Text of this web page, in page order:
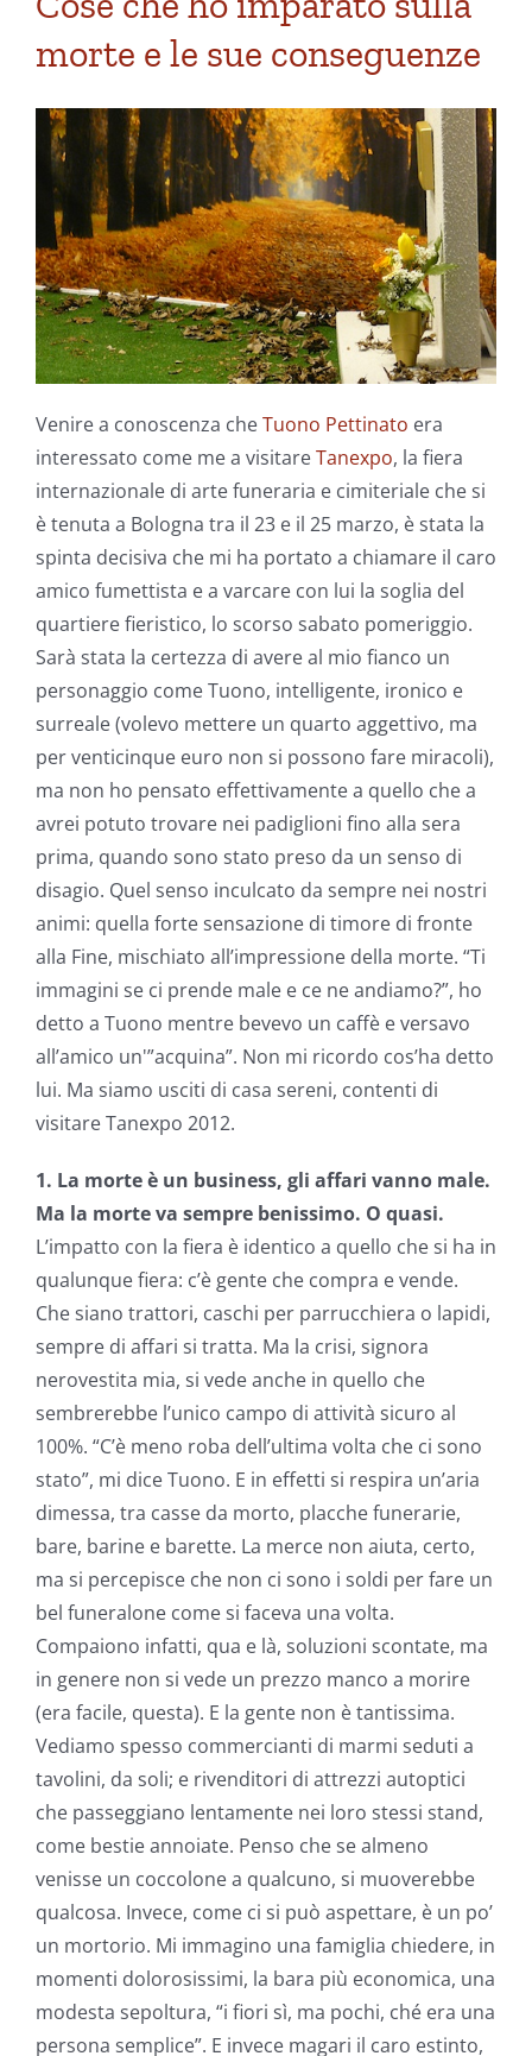
morte e le sue conseguenze
Venire a conoscenza cheTuono Pettinato era
interessato come me a visitareTanexpo, la fiera
internazionale di arte funeraria e cimiteriale che si
è tenuta a Bologna tra il 23 e il 25 marzo, è stata la
spinta decisiva che mi ha portato a chiamare il caro
amico fumettista e a varcare con lui la soglia del
quartiere fieristico, lo scorso sabato pomeriggio.
Sarà stata la certezza di avere al mio fianco un
personaggio come Tuono, intelligente, ironico e
surreale (volevo mettere un quarto aggettivo, ma
per venticinque euro non si possono fare miracoli),
ma non ho pensato effettivamente a quello che a
avrei potuto trovare nei padiglioni fino alla sera
prima, quando sono stato preso da un senso di
disagio. Quel senso inculcato da sempre nei nostri
animi: quella forte sensazione di timore di fronte
alla Fine, mischiato all’impressione della morte. “Ti
immagini se ci prende male e ce ne andiamo?”, ho
detto a Tuono mentre bevevo un caffè e versavo
all’amico un'”acquina”. Non mi ricordo cos’ha detto
lui. Ma siamo usciti di casa sereni, contenti di
visitare Tanexpo 2012.
1. La morte è un business, gli affari vanno male.
Ma la morte va sempre benissimo. O quasi.
L’impatto con la fiera è identico a quello che si ha in
qualunque fiera: c’è gente che compra e vende.
Che siano trattori, caschi per parrucchiera o lapidi,
sempre di affari si tratta. Ma la crisi, signora
nerovestita mia, si vede anche in quello che
sembrerebbe l’unico campo di attività sicuro al
100%. “C’è meno roba dell’ultima volta che ci sono
stato”, mi dice Tuono. E in effetti si respira un’aria
dimessa, tra casse da morto, placche funerarie,
bare, barine e barette. La merce non aiuta, certo,
ma si percepisce che non ci sono i soldi per fare un
bel funeralone come si faceva una volta.
Compaiono infatti, qua e là, soluzioni scontate, ma
in genere non si vede un prezzo manco a morire
(era facile, questa). E la gente non è tantissima.
Vediamo spesso commercianti di marmi seduti a
tavolini, da soli; e rivenditori di attrezzi autoptici
che passeggiano lentamente nei loro stessi stand,
come bestie annoiate. Penso che se almeno
venisse un coccolone a qualcuno, si muoverebbe
qualcosa. Invece, come ci si può aspettare, è un po’
un mortorio. Mi immagino una famiglia chiedere, in
momenti dolorosissimi, la bara più economica, una
modesta sepoltura, “i fiori sì, ma pochi, ché era una
persona semplice”. E invece magari il caro estinto,